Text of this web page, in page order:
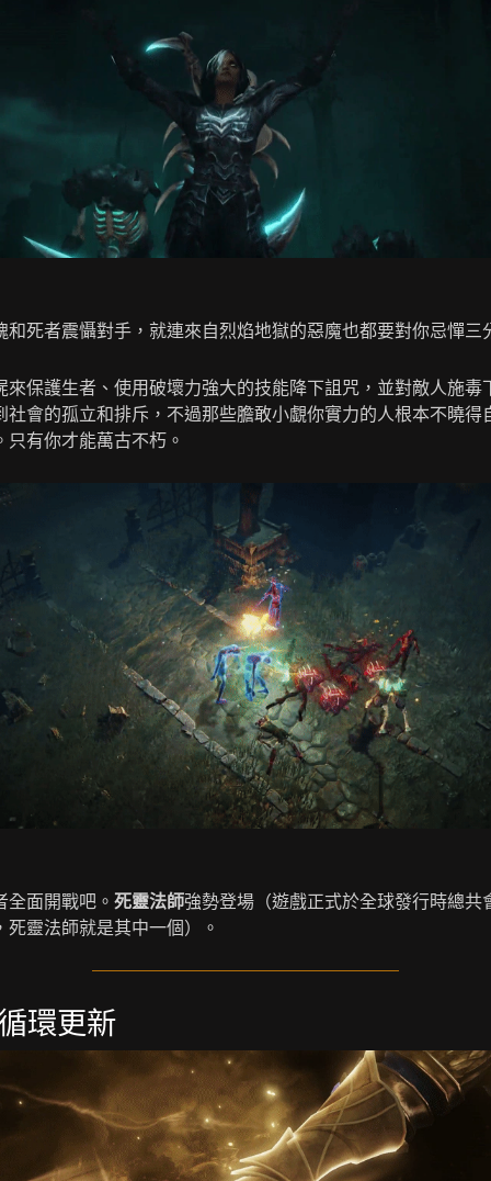
和死者震懾對手，就連來自烈焰地獄的惡魔也都要對你忌憚三
來保護生者、使用破壞力強大的技能降下詛咒，並對敵人施毒
社會的孤立和排斥，不過那些膽敢小覷你實力的人根本不曉得
只有你才能萬古不朽。
全面開戰吧。 死靈法師強勢登場（遊戲正式於全球發行時總共
死靈法師就是其中一個）。
環更新